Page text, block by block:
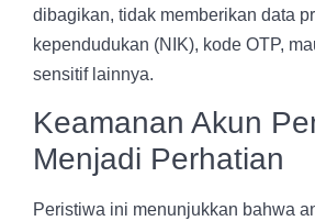
dibagikan, tidak memberikan data
kependudukan (NIK), kode OTP,
sensitif lainnya.
Keamanan Akun
Menjadi Perhatian
Peristiwa ini menunjukkan bahwa